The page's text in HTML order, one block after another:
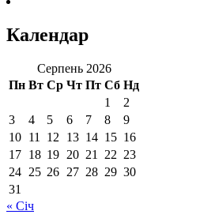
Календар
Серпень 2026
Пн Вт Ср Чт Пт Сб Нд
1
2
3
4 5 6 7 8
9
10 11 12 13 14 15 16
17 18 19 20 21 22 23
24 25 26 27 28 29 30
31
« Січ